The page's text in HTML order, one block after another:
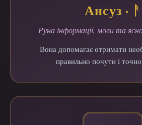
Ансуз · ᚨ
Руна інформації, мови та
Вона допомагає отримати
правильно почути і